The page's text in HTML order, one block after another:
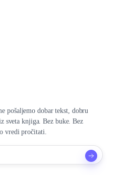
pošaljemo dobar tekst, dobru
sveta knjiga. Bez buke. Bez
vredi pročitati.